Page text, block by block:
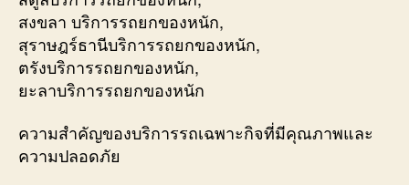
สงขลา บริการรถยกของหนัก,
สุราษฎร์ธานีบริการรถยกของหนัก,
ตรังบริการรถยกของหนัก,
ยะลาบริการรถยกของหนัก
ความสำคัญของบริการรถเฉพาะกิจที่มีคุณภาพและ
ความปลอดภัย